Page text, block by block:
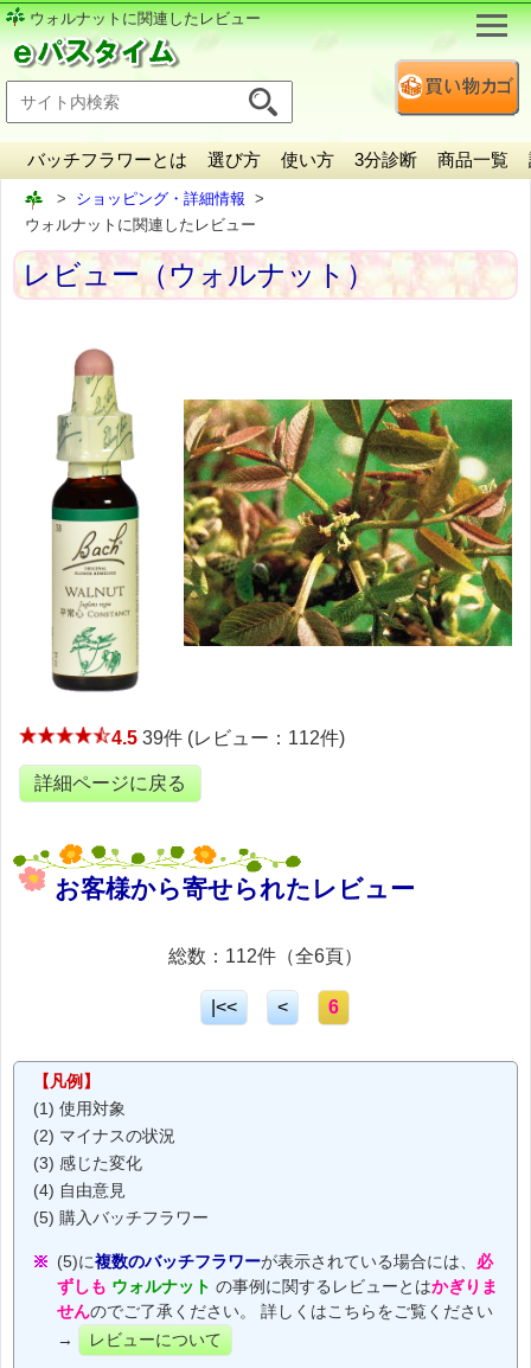
ウォルナットに関連したレビュー
バッチフラワーとは 選び方 使い方 3分診断 商品一覧
ショッピング・詳細情報
ウォルナットに関連したレビュー
レビュー（ウォルナット）
4.5 39件 (レビュー：112件)
詳細ページに戻る
お客様から寄せられたレビュー
総数：112件（全6頁）
|<< < 6
【凡例】
(1) 使用対象
(2) マイナスの状況
(3) 感じた変化
(4) 自由意見
(5) 購入バッチフラワー
(5)に複数のバッチフラワーが表示されている場合には、 必
ずしも ウォルナット の事例に関するレビューとはかぎりま
せんのでご了承ください。 詳しくはこちらをご覧ください
→
レビューについて